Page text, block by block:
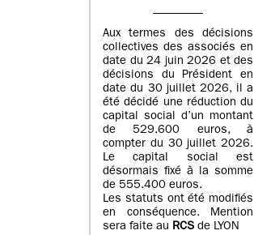
Aux termes des décisions
collectives des associés en
date du 24 juin 2026 et des
décisions du Président en
date du 30 juillet 2026, il a
été décidé une réduction du
capital social d’un montant
de 529.600 euros, à
compter du 30 juillet 2026.
Le capital social est
désormais fixé à la somme
de 555.400 euros.
Les statuts ont été modifiés
en conséquence. Mention
sera faite au RCS de LYON